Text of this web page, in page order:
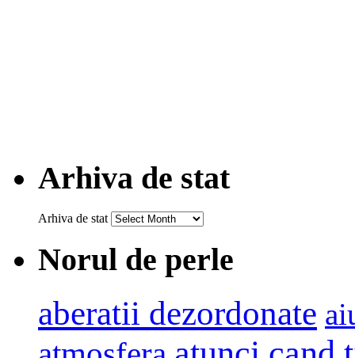
Arhiva de stat
Arhiva de stat
Norul de perle
aberatii dezordonate